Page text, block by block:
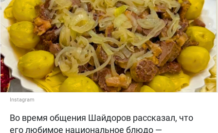
Instagram
Во время общения Шайдоров рассказал, что
его любимое национальное блюдо —